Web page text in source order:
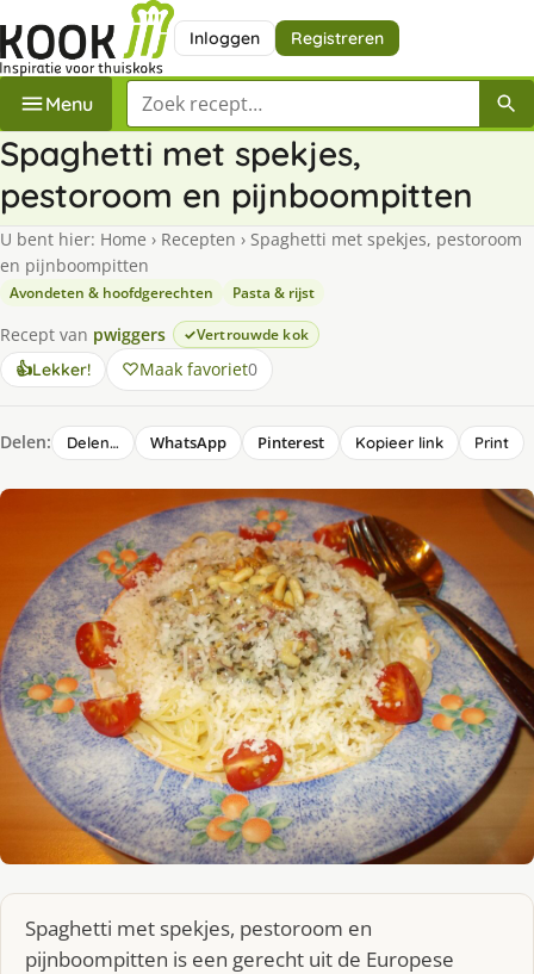
Inloggen Registreren
Menu Zoek een recept
Spaghetti met spekjes,
pestoroom en pijnboompitten
U bent hier: Home › Recepten › Spaghetti met spekjes, pestoroom
en pijnboompitten
Avondeten & hoofdgerechten Pasta & rijst
Recept van pwiggers Vertrouwde kok
👍Lekker! Maak favoriet0
Delen: Delen… WhatsApp Pinterest Kopieer link Print
Spaghetti met spekjes, pestoroom en
pijnboompitten is een gerecht uit de Europese